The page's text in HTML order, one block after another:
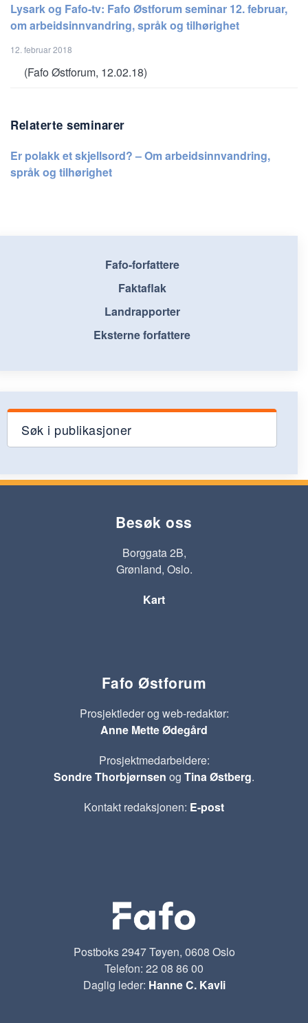
Lysark og Fafo-tv: Fafo Østforum seminar 12. februar,
om arbeidsinnvandring, språk og tilhørighet
12. februar 2018
(Fafo Østforum, 12.02.18)
Relaterte seminarer
Er polakk et skjellsord? – Om arbeidsinnvandring,
språk og tilhørighet
Fafo-forfattere
Faktaflak
Landrapporter
Eksterne forfattere
Søk i publikasjoner
Besøk oss
Borggata 2B,
Grønland, Oslo.
Kart
Fafo Østforum
Prosjektleder og web-redaktør:
Anne Mette Ødegård
Prosjektmedarbeidere:
Sondre Thorbjørnsen og Tina Østberg.
Kontakt redaksjonen: E-post
Postboks 2947 Tøyen, 0608 Oslo
Telefon: 22 08 86 00
Daglig leder: Hanne C. Kavli